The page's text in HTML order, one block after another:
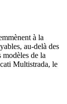
à la
au-delà des
de la
Multistrada, le